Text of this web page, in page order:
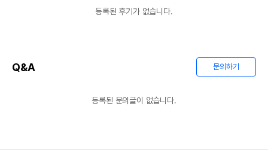
등록된 후기가 없습니다.
Q&A 문의하기
등록된 문의글이 없습니다.